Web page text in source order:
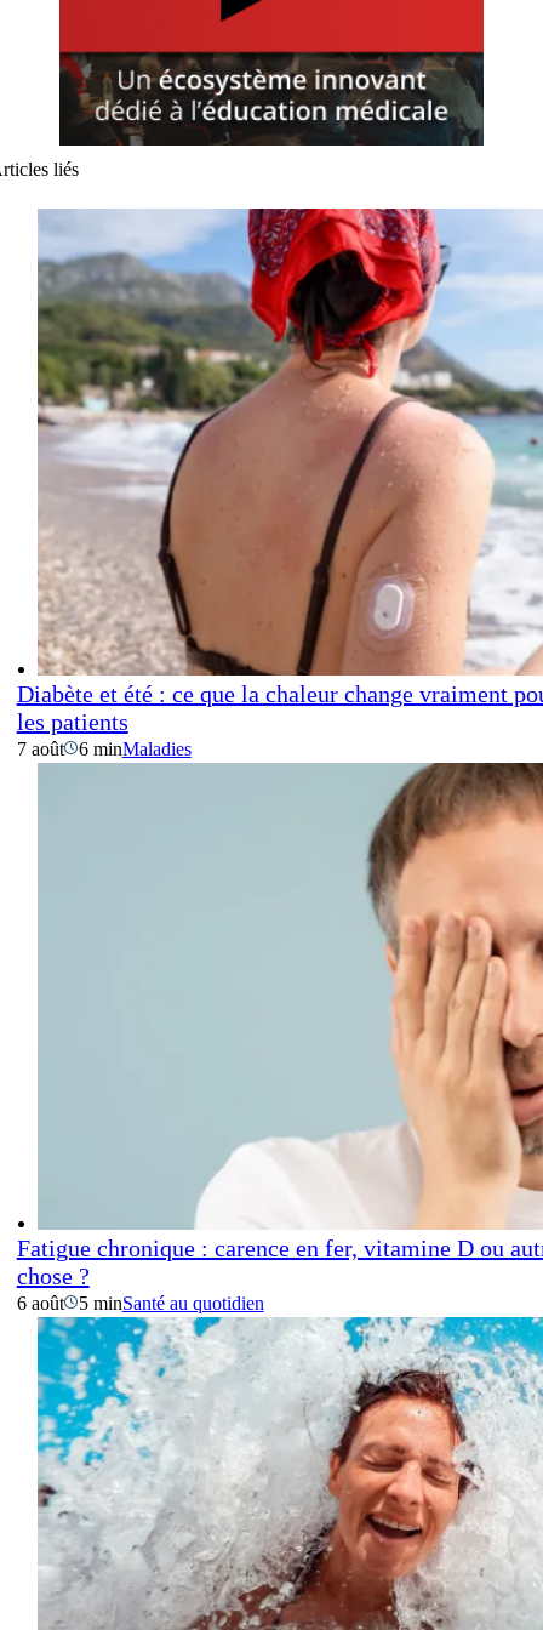
liés
Diabète et été : ce que la chaleur change vraiment
les patients
7 août 6 minMaladies
Fatigue chronique : carence en fer, vitamine D ou
chose ?
6 août 5 minSanté au quotidien